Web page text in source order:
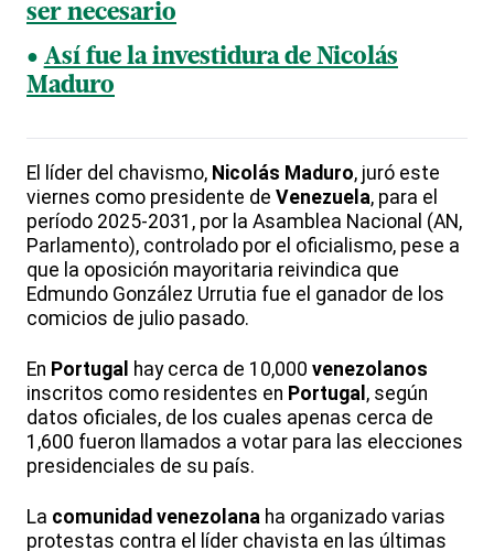
ser necesario
Así fue la investidura de Nicolás
Maduro
El líder del chavismo, Nicolás Maduro, juró este
viernes como presidente de Venezuela, para el
período 2025-2031, por la Asamblea Nacional (AN,
Parlamento), controlado por el oficialismo, pese a
que la oposición mayoritaria reivindica que
Edmundo González Urrutia fue el ganador de los
comicios de julio pasado.
En Portugal hay cerca de 10,000 venezolanos
inscritos como residentes en Portugal , según
datos oficiales, de los cuales apenas cerca de
1,600 fueron llamados a votar para las elecciones
presidenciales de su país.
La comunidad venezolana ha organizado varias
protestas contra el líder chavista en las últimas